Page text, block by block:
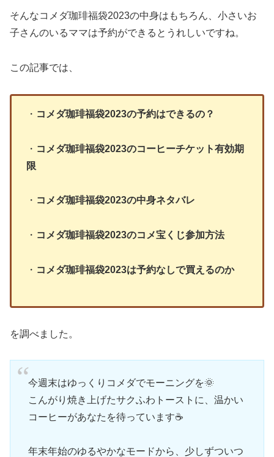
そんなコメダ珈琲福袋2023の中身はもちろん、小さいお
子さんのいるママは予約ができるとうれしいですね。
この記事では、
・ コメダ珈琲福袋2023の予約はできるの？
・ コメダ珈琲福袋2023のコーヒーチケット有効期
限
・ コメダ珈琲福袋2023の中身ネタバレ
・ コメダ珈琲福袋2023のコメ宝くじ参加方法
・ コメダ珈琲福袋2023は予約なしで買えるのか
を調べました。
今週末はゆっくりコメダでモーニングを🌞
こんがり焼き上げたサクふわトーストに、温かい
コーヒーがあなたを待っています☕️
年末年始のゆるやかなモードから、少しずついつ